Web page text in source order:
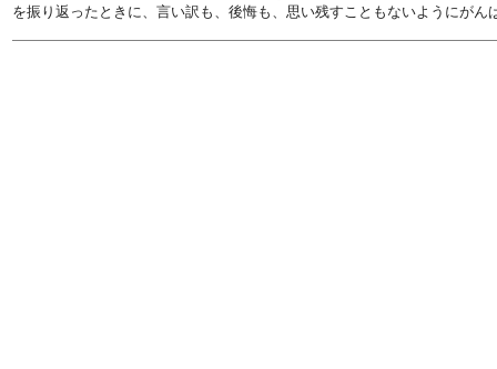
を振り返ったときに、言い訳も、後悔も、思い残すこともないようにがん